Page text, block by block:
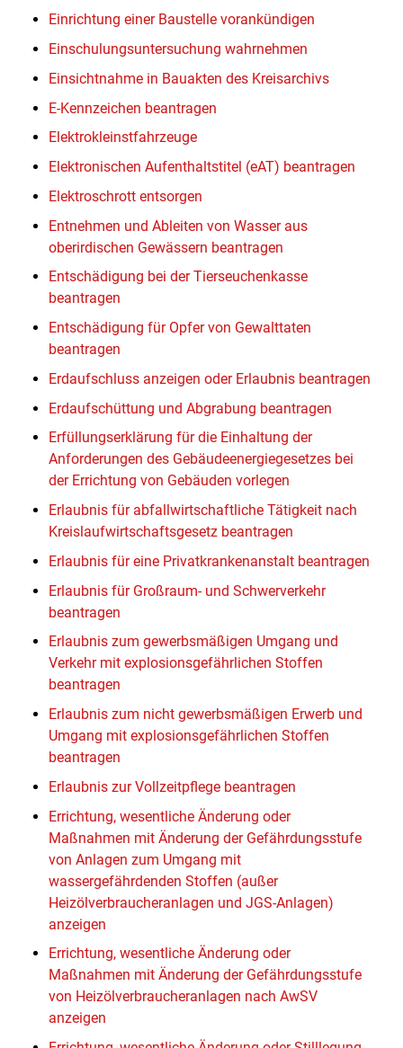
Einrichtung einer Baustelle vorankündigen
Einschulungsuntersuchung wahrnehmen
Einsichtnahme in Bauakten des Kreisarchivs
E-Kennzeichen beantragen
Elektrokleinstfahrzeuge
Elektronischen Aufenthaltstitel (eAT) beantragen
Elektroschrott entsorgen
Entnehmen und Ableiten von Wasser aus
oberirdischen Gewässern beantragen
Entschädigung bei der Tierseuchenkasse
beantragen
Entschädigung für Opfer von Gewalttaten
beantragen
Erdaufschluss anzeigen oder Erlaubnis beantragen
Erdaufschüttung und Abgrabung beantragen
Erfüllungserklärung für die Einhaltung der
Anforderungen des Gebäudeenergiegesetzes bei
der Errichtung von Gebäuden vorlegen
Erlaubnis für abfallwirtschaftliche Tätigkeit nach
Kreislaufwirtschaftsgesetz beantragen
Erlaubnis für eine Privatkrankenanstalt beantragen
Erlaubnis für Großraum- und Schwerverkehr
beantragen
Erlaubnis zum gewerbsmäßigen Umgang und
Verkehr mit explosionsgefährlichen Stoffen
beantragen
Erlaubnis zum nicht gewerbsmäßigen Erwerb und
Umgang mit explosionsgefährlichen Stoffen
beantragen
Erlaubnis zur Vollzeitpflege beantragen
Errichtung, wesentliche Änderung oder
Maßnahmen mit Änderung der Gefährdungsstufe
von Anlagen zum Umgang mit
wassergefährdenden Stoffen (außer
Heizölverbraucheranlagen und JGS-Anlagen)
anzeigen
Errichtung, wesentliche Änderung oder
Maßnahmen mit Änderung der Gefährdungsstufe
von Heizölverbraucheranlagen nach AwSV
anzeigen